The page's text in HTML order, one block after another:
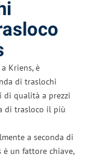
Kriens, è
di traslochi
di qualità a prezzi
di trasloco il più
a seconda di
è un fattore chiave,